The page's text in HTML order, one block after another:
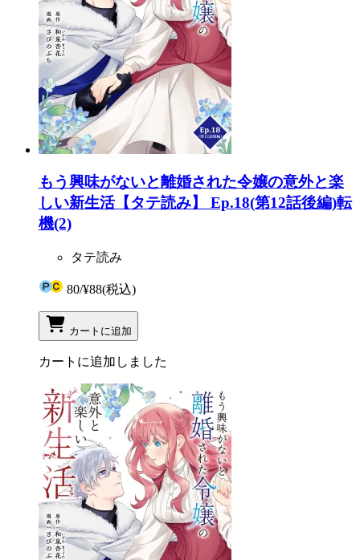
もう興味がないと離婚された令嬢の意外と楽
しい新生活【タテ読み】 Ep.18(第12話後編)転
機(2)
タテ読み
80/¥88(税込)
カートに追加
カートに追加しました